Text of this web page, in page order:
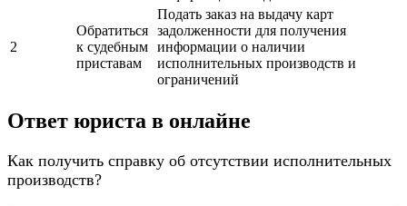
2
Обратиться
к судебным
приставам
Подать заказ на выдачу карт
задолженности для получения
информации о наличии
исполнительных производств и
ограничений
Ответ юриста в онлайне
Как получить справку об отсутствии исполнительных
производств?